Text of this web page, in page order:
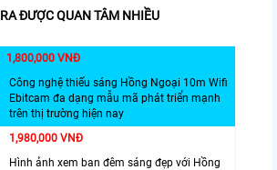
ĐƯỢC QUAN TÂM NHIỀU
1,800,000 VNĐ
Công nghệ thiếu sáng Hồng Ngoại 10m Wifi
Ebitcam đa dạng mẫu mã phát triển mạnh
trên thị trường hiện nay
1,980,000 VNĐ
Hình ảnh xem ban đêm sáng đẹp với Hồng